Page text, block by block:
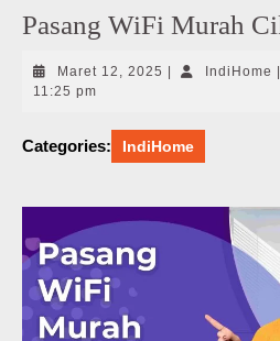
Pasang WiFi Murah
Maret 12, 2025 Maret
IndiHome
11:25 pm
Categories: IndiHome